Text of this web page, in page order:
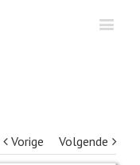
Vorige Volgende